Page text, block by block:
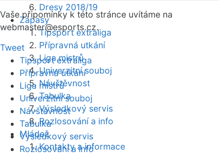
Dresy 2018/19
Zápasy
Tipsport extraliga
Přípravná utkání
Liga mistrů
Univerzitní souboj
Návštěvnost
Tabulka
Výsledkový servis
Rozlosování a info
Mládež
Kontakty a informace
Vaše připomínky k této stránce uvítáme na
webmaster@esports.cz.
Tweet
Tipsport extraliga
Přípravná utkání
Liga mistrů
Univerzitní souboj
Návštěvnost
Tabulka
Výsledkový servis
Rozlosování a info